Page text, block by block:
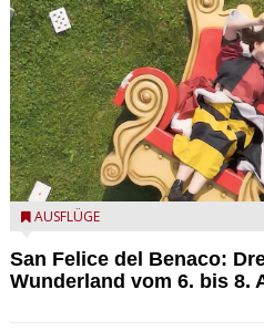
San Felice del Benaco: Drei Tage
AUSFLÜGE
San Felice del Benaco:
Wunderland vom 6. bis 8.